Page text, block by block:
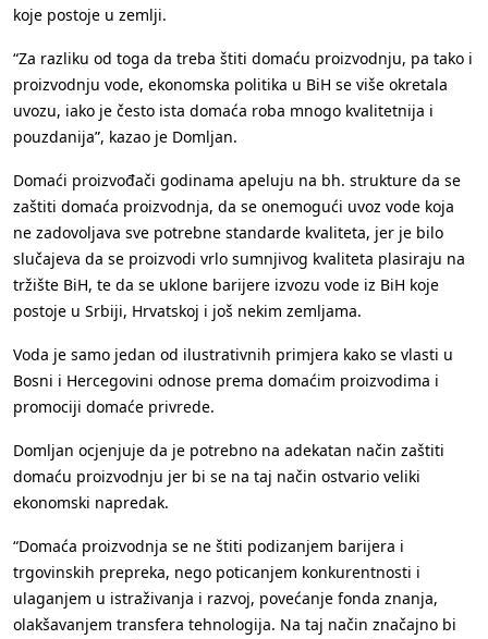
koje postoje u zemlji.
“Za razliku od toga da treba štiti domaću proizvodnju, pa tako i
proizvodnju vode, ekonomska politika u BiH se više okretala
uvozu, iako je često ista domaća roba mnogo kvalitetnija i
pouzdanija”, kazao je Domljan.
Domaći proizvođači godinama apeluju na bh. strukture da se
zaštiti domaća proizvodnja, da se onemogući uvoz vode koja
ne zadovoljava sve potrebne standarde kvaliteta, jer je bilo
slučajeva da se proizvodi vrlo sumnjivog kvaliteta plasiraju na
tržište BiH, te da se uklone barijere izvozu vode iz BiH koje
postoje u Srbiji, Hrvatskoj i još nekim zemljama.
Voda je samo jedan od ilustrativnih primjera kako se vlasti u
Bosni i Hercegovini odnose prema domaćim proizvodima i
promociji domaće privrede.
Domljan ocjenjuje da je potrebno na adekatan način zaštiti
domaću proizvodnju jer bi se na taj način ostvario veliki
ekonomski napredak.
“Domaća proizvodnja se ne štiti podizanjem barijera i
trgovinskih prepreka, nego poticanjem konkurentnosti i
ulaganjem u istraživanja i razvoj, povećanje fonda znanja,
olakšavanjem transfera tehnologija. Na taj način značajno bi